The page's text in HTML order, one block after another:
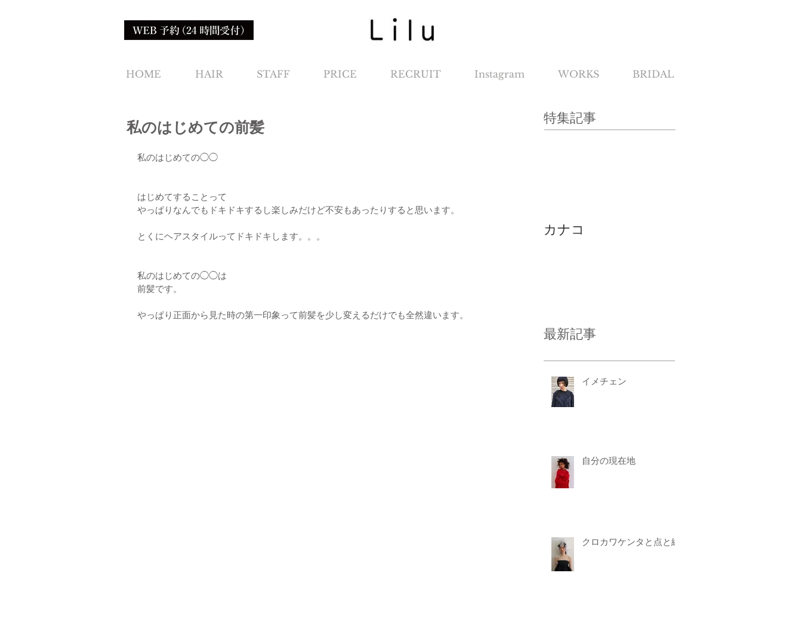
HOME HAIR STAFF PRICE RECRUIT Instagram WORKS BRIDAL
私のはじめての前髪
私のはじめての◯◯
はじめてすることって
やっぱりなんでもドキドキするし楽しみだけど不安もあったりすると思います。
とくにヘアスタイルってドキドキします。。。
私のはじめての◯◯は
前髪です。
やっぱり正面から見た時の第一印象って前髪を少し変えるだけでも全然違います。
特集記事
カナコ
最新記事
イメチェン
自分の現在地
クロカワケンタと点と線